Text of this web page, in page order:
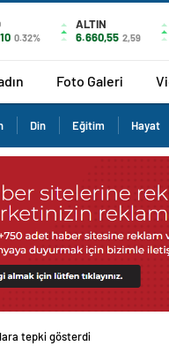
0.32%
ALTIN
6.660,55 2,59
Foto Galeri
Din Eğitim Hayat
tepki gösterdi